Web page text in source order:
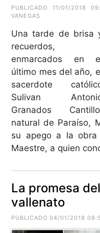
PUBLICADO 11/01/2018
VANEGAS
Una tarde de brisa
recuerdos,
enmarcados en
último mes del año,
sacerdote
Sulivan
Granados
natural de Paraíso,
su apego a la obra
Maestre, a quien
La promesa
vallenato
PUBLICADO 04/01/2018